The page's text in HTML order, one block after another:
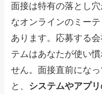
面接は特有の落とし
なオンラインのミー
あります。応募する
テムはあなたが使い
せん。面接直前にな
と、 システムやアプ